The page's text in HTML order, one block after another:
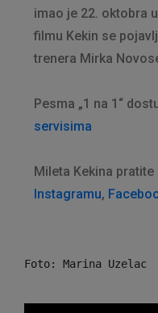
imao je 22. oktobra
filmu Kekin se
trenera Mirka
Pesma „1 na 1“
servisima
Mileta Kekina
Instagramu,
Foto: Marina Uzelac